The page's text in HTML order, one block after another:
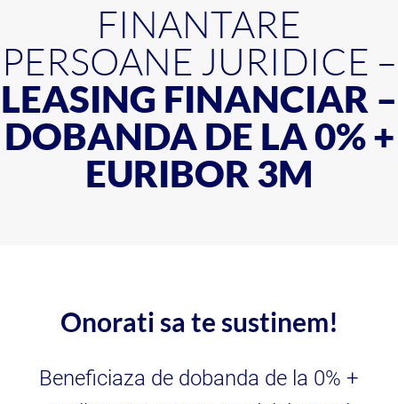
FINANTARE
PERSOANE JURIDICE –
LEASING FINANCIAR –
DOBANDA DE LA 0% +
EURIBOR 3M
Onorati sa te sustinem!
Beneficiaza de dobanda de la 0% +